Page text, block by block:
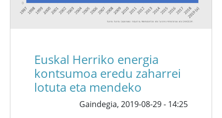
Euskal Herriko energia
kontsumoa eredu zaharrei
lotuta eta mendeko
Gaindegia, 2019-08-29 - 14:25